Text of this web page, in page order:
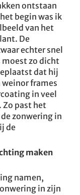
ontstaan
begin was ik
van het
De
echter snel
moest zo dicht
dat hij
frames
in veel
Zo past het
zonwering in
de
maken
namen,
in zijn